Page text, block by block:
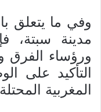
وفي ما يتعلق
مدينة سبتة،
ورؤساء الفرق
التأكيد على
المغربية